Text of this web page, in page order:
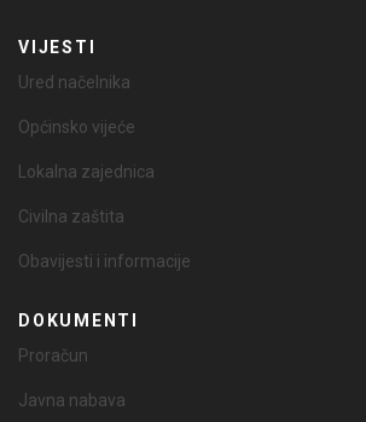
VIJESTI
Ured načelnika
Općinsko vijeće
Lokalna zajednica
Civilna zaštita
Obavijesti i informacije
DOKUMENTI
Proračun
Javna nabava